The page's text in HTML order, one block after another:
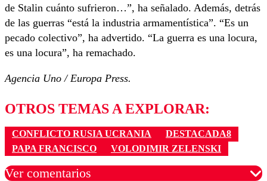
de Stalin cuánto sufrieron…”, ha señalado. Además, detrás
de las guerras “está la industria armamentística”. “Es un
pecado colectivo”, ha advertido. “La guerra es una locura,
es una locura”, ha remachado.
Agencia Uno / Europa Press.
OTROS TEMAS A EXPLORAR:
CONFLICTO RUSIA UCRANIA
DESTACADA8
PAPA FRANCISCO
VOLODIMIR ZELENSKI
Ver comentarios